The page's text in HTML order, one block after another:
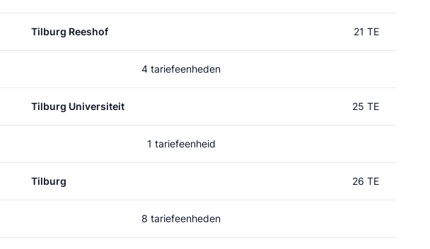
Tilburg Reeshof 21 TE
4 tariefeenheden
Tilburg Universiteit 25 TE
1 tariefeenheid
Tilburg 26 TE
8 tariefeenheden